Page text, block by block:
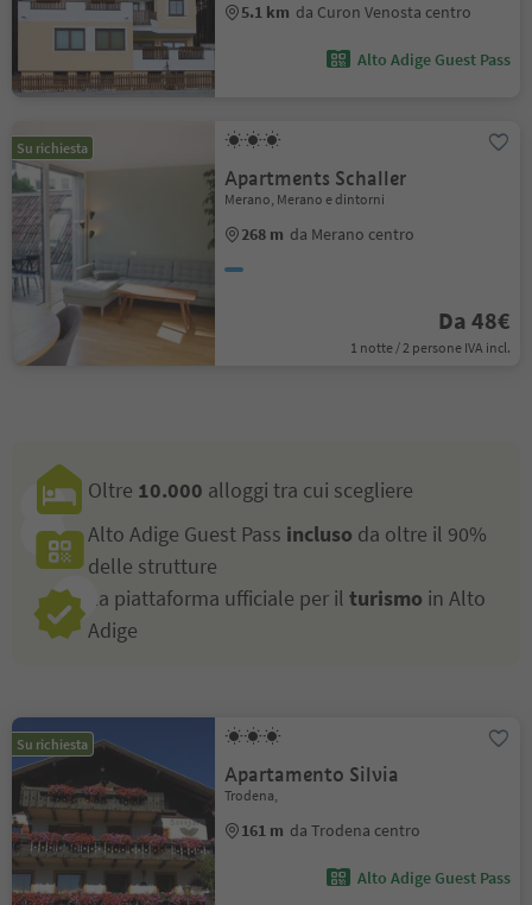
5.1 km da Curon Venosta centro
Alto Adige Guest Pass
Su richiesta
Apartments Schaller
Merano, Merano e dintorni
268 m da Merano centro
Da 48€
1 notte / 2 persone IVA incl.
Oltre 10.000 alloggi tra cui scegliere
Alto Adige Guest Pass incluso da oltre il 90%
delle strutture
La piattaforma ufficiale per il turismo in Alto
Adige
Su richiesta
Apartamento Silvia
Trodena,
161 m da Trodena centro
Alto Adige Guest Pass